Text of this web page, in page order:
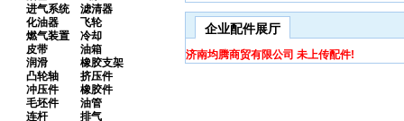
进气系统
滤清器
化油器
飞轮
燃气装置
冷却
皮带
油箱
润滑
橡胶支架
凸轮轴
挤压件
冲压件
橡胶件
毛坯件
油管
连杆
排气
企业配件展厅
济南均腾商贸有限公司 未上传配件!